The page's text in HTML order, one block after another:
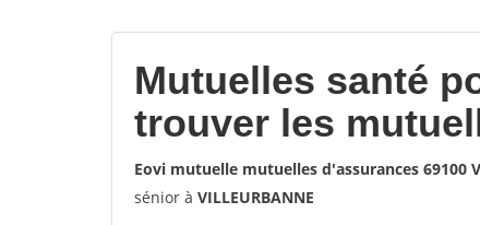
Mutuelles santé
trouver les
Eovi mutuelle mutuelles d'assurances 69100
sénior à VILLEURBANNE